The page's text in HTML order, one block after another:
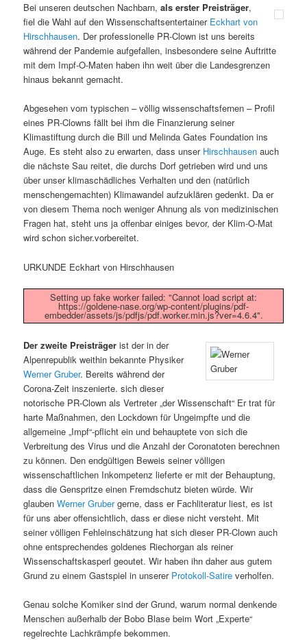
Bei unseren deutschen Nachbarn,als erster Preisträger,
fiel die Wahl auf den Wissenschaftsentertainer Eckhart von
Hirschhausen. Der professionelle PR-Clown ist uns bereits
während der Pandemie aufgefallen, insbesondere seine Auftritte
mit dem Impf-O-Maten haben ihn weit über die Landesgrenzen
hinaus bekannt gemacht.
Abgesehen vom typischen – völlig wissenschaftsfernen – Profil
eines PR-Clowns fällt bei ihm die Finanzierung seiner
Klimastiftung durch die Bill und Melinda Gates Foundation ins
Auge. Es steht also zu erwarten, dass unser Hirschhausen auch
die nächste Sau reitet, die durchs Dorf getrieben wird und uns
über unser klimaschädliches Verhalten und den (natürlich
menschengemachten) Klimawandel aufzuklären gedenkt. Da er
von diesem Thema noch weniger Ahnung als von medizinischen
Fragen hat, steht uns ja offenbar einiges bevor, der Klim-O-Mat
wird schon sicher.vorbereitet.
URKUNDE Eckhart von Hirschhausen
Setting up fake worker failed: "Cannot load script at:
https://goldene-nase.org/wp-content/plugins/pdf-
embedder/assets/js/pdfjs/pdf.worker.min.js?ver=4.6.4".
Der zweite Preisträger ist der in der
Alpenrepublik weithin bekannte Physiker
Werner Gruber. Bereits während der
Corona-Zeit inszenierte. sich dieser
notorische PR-Clown als Vertreter „der Wissenschaft“ Er trat für
harte Maßnahmen, den Lockdown für Ungeimpfte und die
allgemeine „Impf“-pflicht ein und behauptete von sich die
Verbreitung des Virus und die Anzahl der Coronatoten berechnen
zu können. Den endgültigen Beweis seiner völligen
wissenschaftlichen Inkompetenz lieferte er mit der Behauptung,
dass die Genspritze einen Fremdschutz bieten würde. Wir
glaubenWerner Grubergerne, dass er Fachliteratur liest, es ist
für uns aber offensichtlich, dass er diese nicht versteht. Mit
seiner völligen Fehleinschätzung hat sich dieser PR-Clown auch
ohne entsprechendes goldenes Riechorgan als reiner
Wissenschaftskasperl geoutet. Wir haben ihn daher aus gutem
Grund zu einem Gastspiel in unserer Protokoll-Satire verholfen.
Genau solche Komiker sind der Grund, warum normal denkende
Menschen außerhalb der Bobo Blase beim Wort „Experte“
regelrechte Lachkrämpfe bekommen.